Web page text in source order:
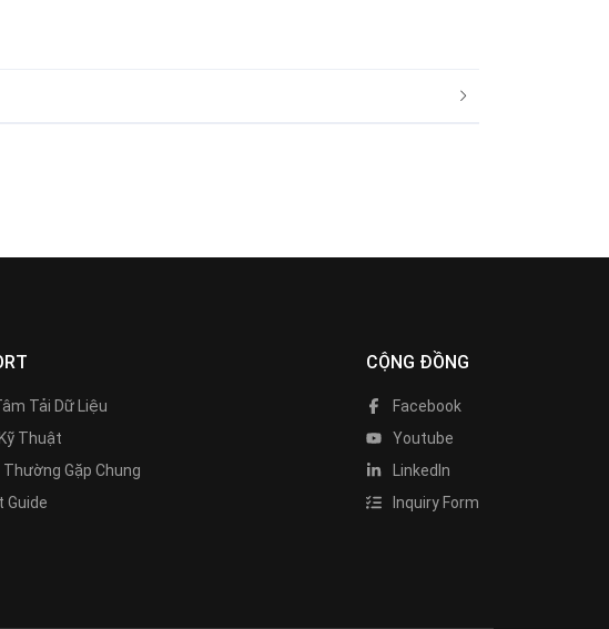
Tải Dữ Liệu
Thuật
Thường Gặp Chung
Guide
CỘNG ĐỒNG
Facebook
Youtube
LinkedIn
Inquiry Form